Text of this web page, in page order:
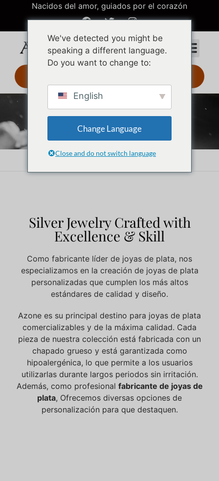
Nacidos del amor, guiados por el corazón
Joyas de plata
Inicio Joyas de plata
Silver Jewelry Crafted with
Excellence & Skill
Como fabricante líder de joyas de plata, nos
especializamos en la creación de joyas de plata
personalizadas que cumplen los más altos
estándares de calidad y diseño.
Azone es su principal destino para joyas de plata
comercializables y de la máxima calidad. Cada
pieza de nuestra colección está fabricada con un
chapado grueso y está garantizada como
hipoalergénica, lo que permite a los usuarios
utilizarlas durante largos periodos sin irritación.
Además, como profesional fabricante de joyas de
plata, Ofrecemos diversas opciones de
personalización para que destaquen.
We've detected you might be
speaking a different language.
Do you want to change to:
English
Change Language
Close and do not switch language